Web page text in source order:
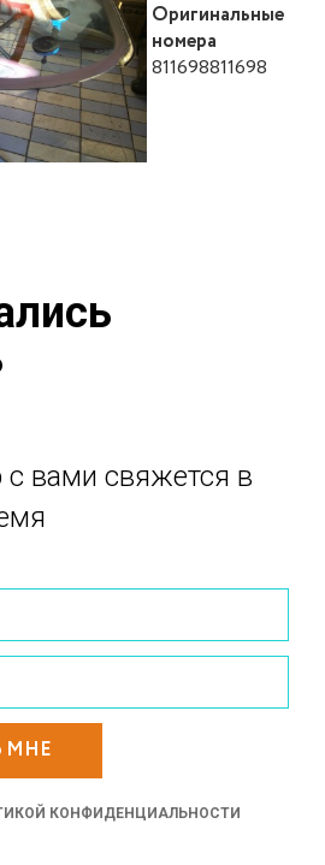
Оригинальные
номера
811698811698
вами свяжется в
МНЕ
КОНФИДЕНЦИАЛЬНОСТИ